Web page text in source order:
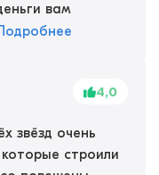
вам
4,0
звёзд очень
строили